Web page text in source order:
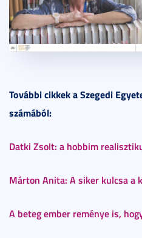
További cikkek a Szegedi
számából:
Datki Zsolt: a hobbim
Márton Anita: A siker kulcsa a
A beteg ember reménye is,